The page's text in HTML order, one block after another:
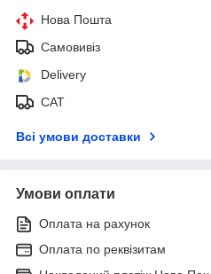
Нова Пошта
Самовивіз
Delivery
САТ
Всі умови доставки
Умови оплати
Оплата на рахунок
Оплата по реквізитам